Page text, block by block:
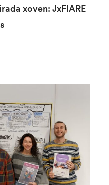
xoven: JxFIARE